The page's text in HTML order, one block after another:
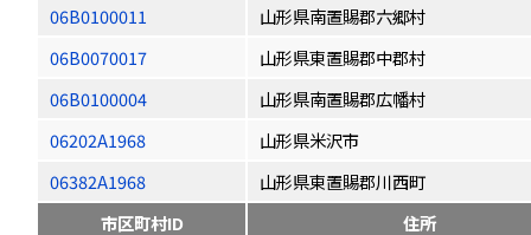
06B0100011
山形県南置賜郡六郷村
06B0070017
山形県東置賜郡中郡村
06B0100004
山形県南置賜郡広幡村
06202A1968
山形県米沢市
06382A1968
山形県東置賜郡川西町
市区町村ID
住所